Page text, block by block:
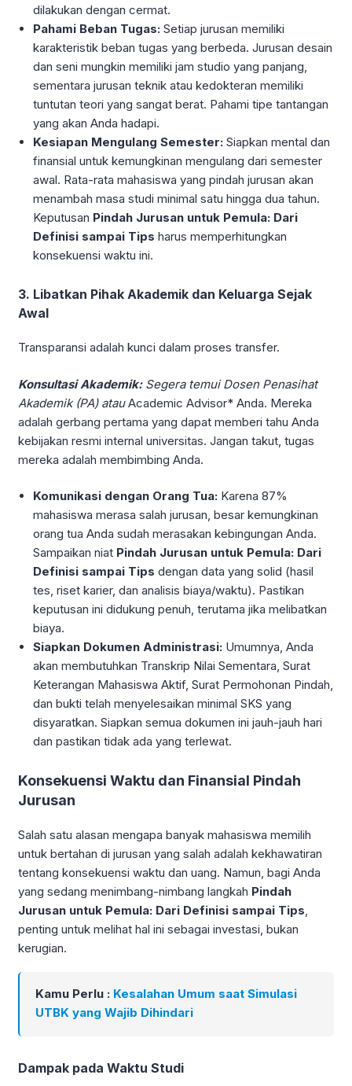
dilakukan dengan cermat.
Pahami Beban Tugas: Setiap jurusan memiliki
karakteristik beban tugas yang berbeda. Jurusan desain
dan seni mungkin memiliki jam studio yang panjang,
sementara jurusan teknik atau kedokteran memiliki
tuntutan teori yang sangat berat. Pahami tipe tantangan
yang akan Anda hadapi.
Kesiapan Mengulang Semester: Siapkan mental dan
finansial untuk kemungkinan mengulang dari semester
awal. Rata-rata mahasiswa yang pindah jurusan akan
menambah masa studi minimal satu hingga dua tahun.
Keputusan Pindah Jurusan untuk Pemula: Dari
Definisi sampai Tips harus memperhitungkan
konsekuensi waktu ini.
3. Libatkan Pihak Akademik dan Keluarga Sejak
Awal
Transparansi adalah kunci dalam proses transfer.
Konsultasi Akademik:Segera temui Dosen Penasihat
Akademik (PA) atauAcademic Advisor* Anda. Mereka
adalah gerbang pertama yang dapat memberi tahu Anda
kebijakan resmi internal universitas. Jangan takut, tugas
mereka adalah membimbing Anda.
Komunikasi dengan Orang Tua: Karena 87%
mahasiswa merasa salah jurusan, besar kemungkinan
orang tua Anda sudah merasakan kebingungan Anda.
Sampaikan niat Pindah Jurusan untuk Pemula: Dari
Definisi sampai Tips dengan data yang solid (hasil
tes, riset karier, dan analisis biaya/waktu). Pastikan
keputusan ini didukung penuh, terutama jika melibatkan
biaya.
Siapkan Dokumen Administrasi: Umumnya, Anda
akan membutuhkan Transkrip Nilai Sementara, Surat
Keterangan Mahasiswa Aktif, Surat Permohonan Pindah,
dan bukti telah menyelesaikan minimal SKS yang
disyaratkan. Siapkan semua dokumen ini jauh-jauh hari
dan pastikan tidak ada yang terlewat.
Konsekuensi Waktu dan Finansial Pindah
Jurusan
Salah satu alasan mengapa banyak mahasiswa memilih
untuk bertahan di jurusan yang salah adalah kekhawatiran
tentang konsekuensi waktu dan uang. Namun, bagi Anda
yang sedang menimbang-nimbang langkah Pindah
Jurusan untuk Pemula: Dari Definisi sampai Tips,
penting untuk melihat hal ini sebagai investasi, bukan
kerugian.
Kamu Perlu : Kesalahan Umum saat Simulasi
UTBK yang Wajib Dihindari
Dampak pada Waktu Studi